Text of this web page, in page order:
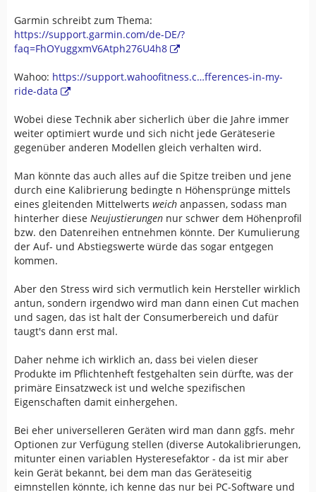
eine mehr als dürftige Dokumentation, die uns dabei
hilft. Im genannten Thread hatte halt der Nutzer sich für
eine (fortwährende) Autokalibrierung durch GPS Höhe
wenn die GPS Verbindung dürftig ist, zu gehäuften
Fehlern in Höhenaufzeichnung kommt.
Hier noch die Dokuseite dazu:
https://manual.twonav.com/manu…
i_roc/#!527hhenmesser.htm
Garmin schreibt zum Thema:
https://support.garmin.com/de-DE/?
faq=FhOYuggxmV6Atph276U4h8
Wahoo: https://support.wahoofitness.c…fferences-in-my-
ride-data
Wobei diese Technik aber sicherlich über die Jahre immer
weiter optimiert wurde und sich nicht jede Geräteserie
gegenüber anderen Modellen gleich verhalten wird.
Man könnte das auch alles auf die Spitze treiben und jene
durch eine Kalibrierung bedingte n Höhensprünge mittels
eines gleitenden Mittelwerts weich anpassen, sodass man
hinterher diese Neujustierungen nur schwer dem Höhenprofil
bzw. den Datenreihen entnehmen könnte. Der Kumulierung
der Auf- und Abstiegswerte würde das sogar entgegen
kommen.
Aber den Stress wird sich vermutlich kein Hersteller wirklich
antun, sondern irgendwo wird man dann einen Cut machen
und sagen, das ist halt der Consumerbereich und dafür
taugt's dann erst mal.
Daher nehme ich wirklich an, dass bei vielen dieser
Produkte im Pflichtenheft festgehalten sein dürfte, was der
primäre Einsatzweck ist und welche spezifischen
Eigenschaften damit einhergehen.
Bei eher universelleren Geräten wird man dann ggfs. mehr
Optionen zur Verfügung stellen (diverse Autokalibrierungen,
mitunter einen variablen Hysteresefaktor - da ist mir aber
kein Gerät bekannt, bei dem man das Geräteseitig
eimnstellen könnte, ich kenne das nur bei PC-Software und